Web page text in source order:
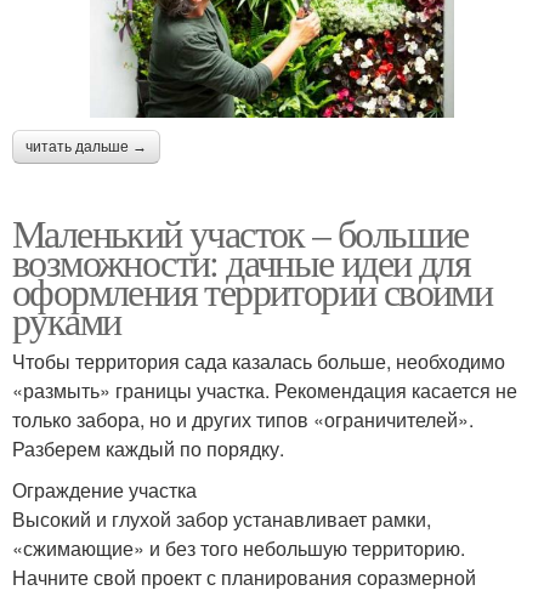
читать дальше →
Маленький участок – большие
возможности: дачные идеи для
оформления территории своими
руками
Чтобы территория сада казалась больше, необходимо
«размыть» границы участка. Рекомендация касается не
только забора, но и других типов «ограничителей».
Разберем каждый по порядку.
Ограждение участка
Высокий и глухой забор устанавливает рамки,
«сжимающие» и без того небольшую территорию.
Начните свой проект с планирования соразмерной